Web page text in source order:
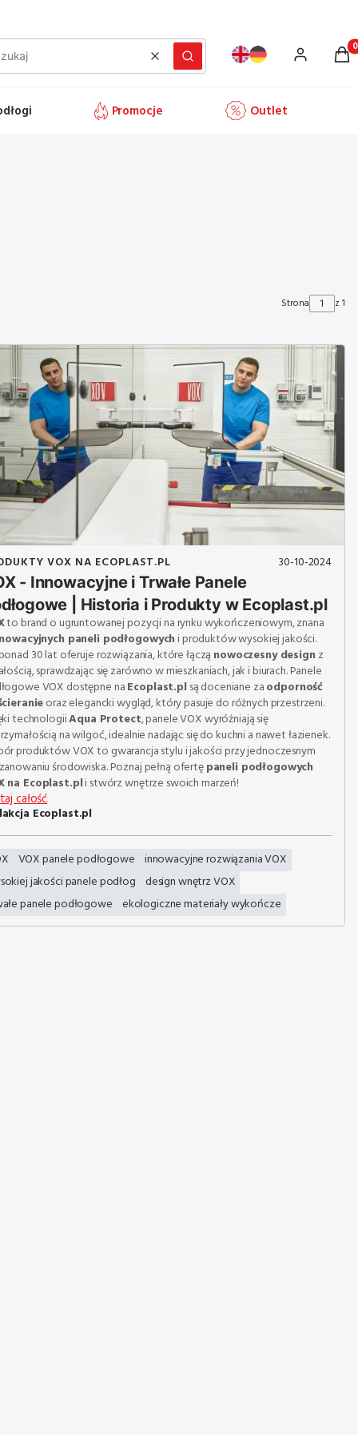
WyczyśćSzukaj
Promocje Outlet
Strona z 1
VOX NA ECOPLAST.PL 30-10-2024
- Innowacyjne i Trwałe Panele
| Historia i Produkty w Ecoplast.pl
to brand o ugruntowanej pozycji na rynku wykończeniowym, znana
paneli podłogowychi produktów wysokiej jakości.
30 lat oferuje rozwiązania, które łącząnowoczesny design z
sprawdzając się zarówno w mieszkaniach, jak i biurach. Panele
VOX dostępne naEcoplast.pl są doceniane zaodporność
oraz elegancki wygląd, który pasuje do różnych przestrzeni.
technologiiAqua Protect, panele VOX wyróżniają się
na wilgoć, idealnie nadając się do kuchni a nawet łazienek.
produktów VOX to gwarancja stylu i jakości przy jednoczesnym
środowiska. Poznaj pełną ofertępaneli podłogowych
na Ecoplast.pli stwórz wnętrze swoich marzeń!
całość
Ecoplast.pl
VOX panele podłogowe innowacyjne rozwiązania VOX
jakości panele podłog
design wnętrz VOX
panele podłogowe
ekologiczne materiały wykończe